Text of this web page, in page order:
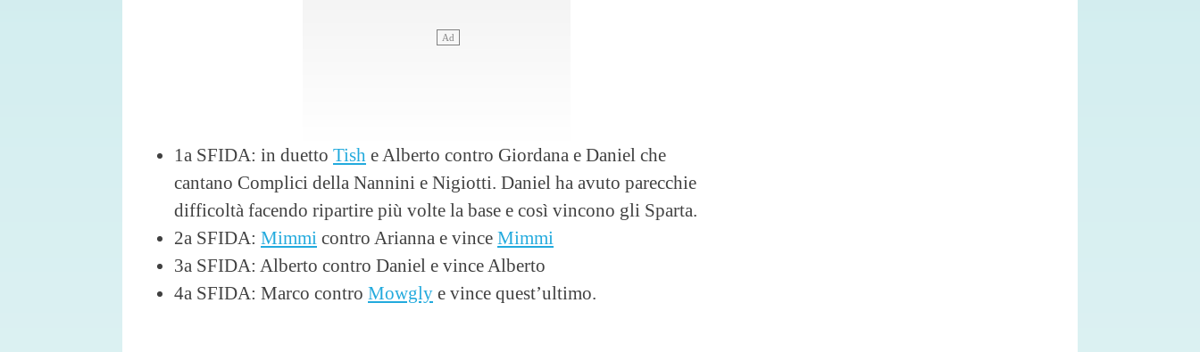
1a SFIDA: in duetto Tish e Alberto contro Giordana e Daniel che
cantano Complici della Nannini e Nigiotti. Daniel ha avuto parecchie
difficoltà facendo ripartire più volte la base e così vincono gli Sparta.
2a SFIDA: Mimmi contro Arianna e vince Mimmi
3a SFIDA: Alberto contro Daniel e vince Alberto
4a SFIDA: Marco contro Mowgly e vince quest’ultimo.